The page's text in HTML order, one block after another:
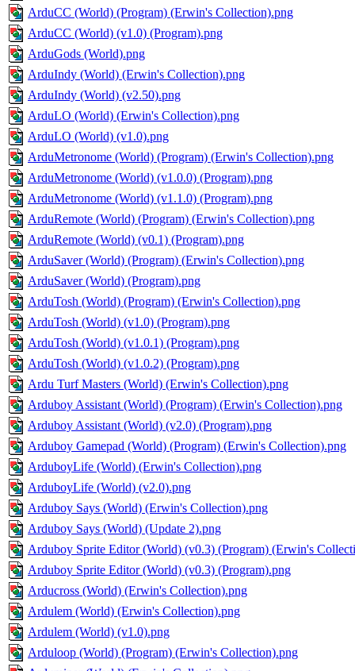
ArduCC (World) (Program) (Erwin's Collection).png
ArduCC (World) (v1.0) (Program).png
ArduGods (World).png
ArduIndy (World) (Erwin's Collection).png
ArduIndy (World) (v2.50).png
ArduLO (World) (Erwin's Collection).png
ArduLO (World) (v1.0).png
ArduMetronome (World) (Program) (Erwin's Collection).png
ArduMetronome (World) (v1.0.0) (Program).png
ArduMetronome (World) (v1.1.0) (Program).png
ArduRemote (World) (Program) (Erwin's Collection).png
ArduRemote (World) (v0.1) (Program).png
ArduSaver (World) (Program) (Erwin's Collection).png
ArduSaver (World) (Program).png
ArduTosh (World) (Program) (Erwin's Collection).png
ArduTosh (World) (v1.0) (Program).png
ArduTosh (World) (v1.0.1) (Program).png
ArduTosh (World) (v1.0.2) (Program).png
Ardu Turf Masters (World) (Erwin's Collection).png
Arduboy Assistant (World) (Program) (Erwin's Collection).png
Arduboy Assistant (World) (v2.0) (Program).png
Arduboy Gamepad (World) (Program) (Erwin's Collection).png
ArduboyLife (World) (Erwin's Collection).png
ArduboyLife (World) (v2.0).png
Arduboy Says (World) (Erwin's Collection).png
Arduboy Says (World) (Update 2).png
Arduboy Sprite Editor (World) (v0.3) (Program) (Erwin's
Arduboy Sprite Editor (World) (v0.3) (Program).png
Arducross (World) (Erwin's Collection).png
Ardulem (World) (Erwin's Collection).png
Ardulem (World) (v1.0).png
Arduloop (World) (Program) (Erwin's Collection).png